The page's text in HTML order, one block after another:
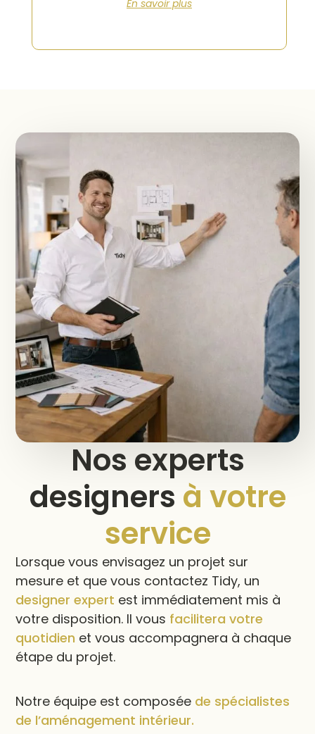
En savoir plus
Nos experts
designers à votre
service
Lorsque vous envisagez un projet sur
mesure et que vous contactez Tidy, un
designer expert est immédiatement mis à
votre disposition. Il vous facilitera votre
quotidien et vous accompagnera à chaque
étape du projet.
Notre équipe est composée de spécialistes
de l’aménagement intérieur.